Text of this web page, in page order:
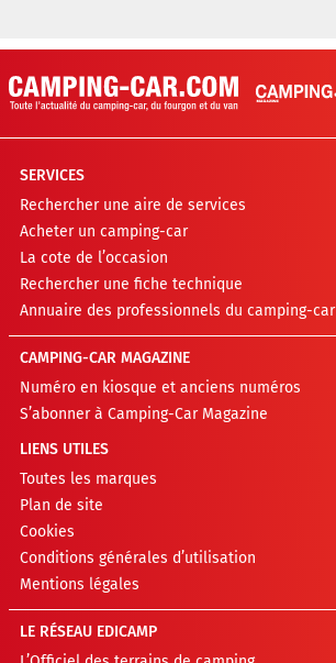
SERVICES
Rechercher une aire de services
Acheter un camping-car
La cote de l’occasion
Rechercher une fiche technique
Annuaire des professionnels du camping-car
CAMPING-CAR MAGAZINE
Numéro en kiosque et anciens numéros
S’abonner à Camping-Car Magazine
LIENS UTILES
Toutes les marques
Plan de site
Cookies
Conditions générales d’utilisation
Mentions légales
LE RÉSEAU EDICAMP